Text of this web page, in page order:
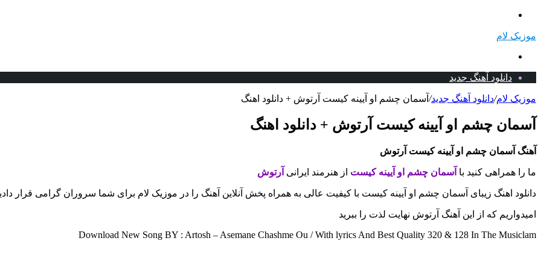
موزیک لام
دانلود آهنگ جدید
موزیک لام/دانلود آهنگ جدید/ آسمان چشم او آیینه کیست آرتوش + دانلود اهنگ
آسمان چشم او آیینه کیست آرتوش + دانلود اهنگ
آهنگ آسمان چشم او آیینه کیست آرتوش
ما را همراهی کنید با آسمان چشم او آیینه کیست از هنرمند ایرانی آرتوش
دانلود اهنگ زیبای آسمان چشم او آیینه کیست با کیفیت عالی به همراه پخش آنلاین آهنگ را در موزیک لام برای شما سروران گرامی قرار
امیدواریم که از این آهنگ آرتوش نهایت لذت را ببرید
Download New Song BY : Artosh – Asemane Chashme Ou / With lyrics And Best Quality 320 & 128 In The Musiclam